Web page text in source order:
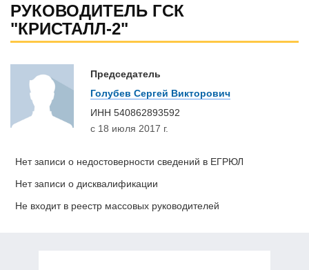
РУКОВОДИТЕЛЬ ГСК
"КРИСТАЛЛ-2"
Председатель
Голубев Сергей Викторович
ИНН 540862893592
с 18 июля 2017 г.
Нет записи о недостоверности сведений в ЕГРЮЛ
Нет записи о дисквалификации
Не входит в реестр массовых руководителей